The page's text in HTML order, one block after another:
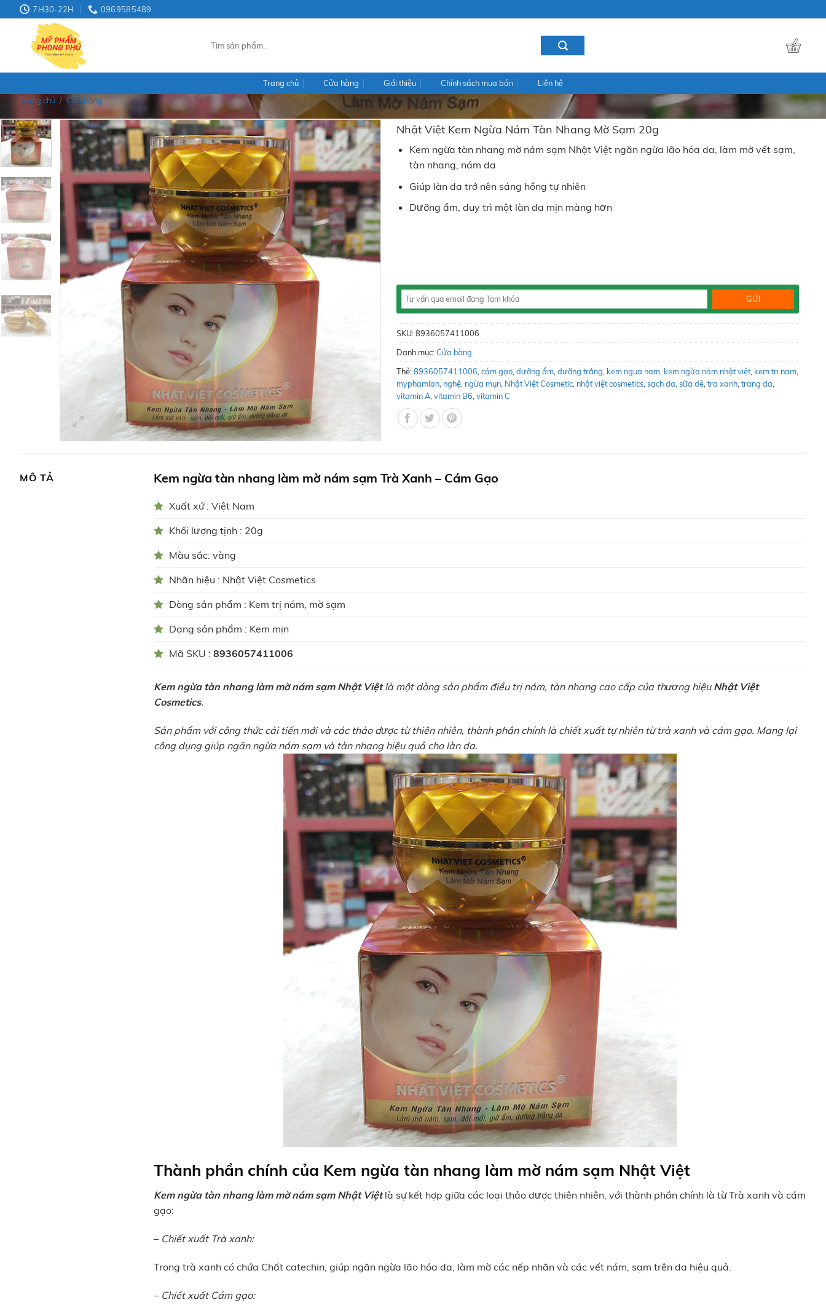
to
content
7H30-22H 0969585489
kiếm:
Trang chủ Cửa hàng Giới thiệu Chính sách mua bán
Liên hệ
Trang chủ / Cửa hàng
Nhật Việt Kem Ngừa Nám Tàn Nhang Mờ Sạm 20g
Kem ngừa tàn nhang mờ nám sạm Nhật Việt ngăn ngừa lão hóa da, làm mờ vết sạm,
tàn nhang, nám da
Giúp làn da trở nên sáng hồng tự nhiên
Dưỡng ẩm, duy trì một làn da mịn màng hơn
SKU:8936057411006
Danh mục:Cửa hàng
Thẻ:8936057411006,cám gạo,dưỡng ẩm,dưỡng trắng, kem ngua nam, kem ngừa nám nhật việt, kem tri nam,
myphamlan, nghệ, ngừa mụn, Nhật Việt Cosmetic, nhật việt cosmetics,sạch da,sữa dê,tra xanh,trang da,
vitamin A,vitamin B6,vitamin C
MÔ TẢ Kem ngừa tàn nhang làm mờ nám sạm Trà Xanh – Cám Gạo
Xuất xứ : Việt Nam
Khối lượng tịnh : 20g
Màu sắc: vàng
Nhãn hiệu : Nhật Việt Cosmetics
Dòng sản phẩm : Kem trị nám, mờ sạm
Dạng sản phẩm : Kem mịn
Mã SKU : 8936057411006
Kem ngừa tàn nhang làm mờ nám sạm Nhật Việtlà một dòng sản phẩm điều trị nám, tàn nhang cao cấp của thương hiệu Nhật Việt
Cosmetics.
Sản phẩm với công thức cải tiến mới và các thảo dược từ thiên nhiên, thành phần chính là chiết xuất tự nhiên từ trà xanh và cám gạo. Mang lại
công dụng giúp ngăn ngừa nám sạm và tàn nhang hiệu quả cho làn da.
Thành phần chính của Kem ngừa tàn nhang làm mờ nám sạm Nhật Việt
Kem ngừa tàn nhang làm mờ nám sạm Nhật Việtlà sự kết hợp giữa các loại thảo dược thiên nhiên, với thành phần chính là từ Trà xanh và cám
gạo:
– Chiết xuất Trà xanh:
Trong trà xanh có chứa Chất catechin, giúp ngăn ngừa lão hóa da, làm mờ các nếp nhăn và các vết nám, sạm trên da hiệu quả.
– Chiết xuất Cám gạo: